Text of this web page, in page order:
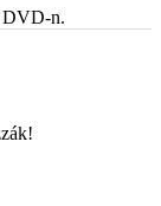
DVD-n.